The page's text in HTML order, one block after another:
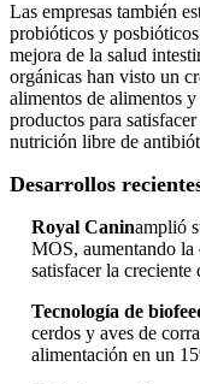
Las empresas también
probióticos y
mejora de la salud
orgánicas han visto un
alimentos de alimentos
productos para
nutrición libre de
Desarrollos
Royal Caninamplió
MOS, aumentando la
satisfacer la creciente
Tecnología de
cerdos y aves de
alimentación en un